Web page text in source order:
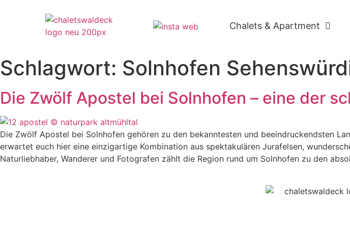
Chalets & Apartment
Schlagwort: Solnhofen
Die Zwölf Apostel bei Solnhofen – eine der
Die Zwölf Apostel bei Solnhofen gehören zu den bekanntesten und beeindruckendsten
erwartet euch hier eine einzigartige Kombination aus spektakulären Jurafelsen,
Naturliebhaber, Wanderer und Fotografen zählt die Region rund um Solnhofen zu den